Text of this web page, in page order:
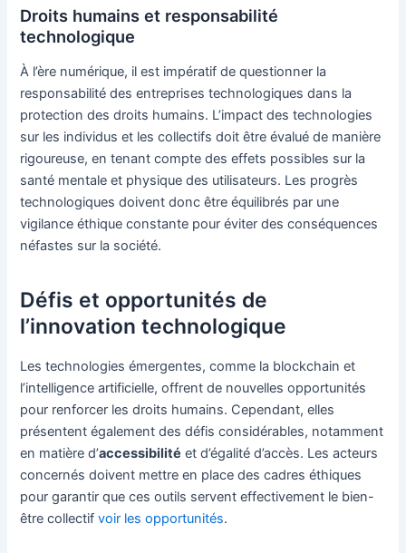
Droits humains et responsabilité
technologique
À l’ère numérique, il est impératif de questionner la
responsabilité des entreprises technologiques dans la
protection des droits humains. L’impact des technologies
sur les individus et les collectifs doit être évalué de manière
rigoureuse, en tenant compte des effets possibles sur la
santé mentale et physique des utilisateurs. Les progrès
technologiques doivent donc être équilibrés par une
vigilance éthique constante pour éviter des conséquences
néfastes sur la société.
Défis et opportunités de
l’innovation technologique
Les technologies émergentes, comme la blockchain et
l’intelligence artificielle, offrent de nouvelles opportunités
pour renforcer les droits humains. Cependant, elles
présentent également des défis considérables, notamment
en matière d’accessibilité et d’égalité d’accès. Les acteurs
concernés doivent mettre en place des cadres éthiques
pour garantir que ces outils servent effectivement le bien-
être collectif voir les opportunités.